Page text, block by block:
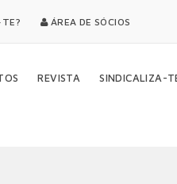
TE? ÁREA DE SÓCIOS
REVISTA SINDICALIZA-